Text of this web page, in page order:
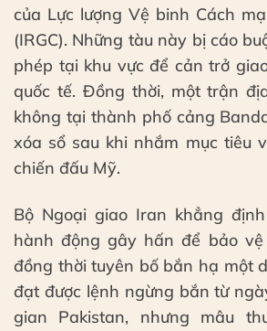
của Lực lượng Vệ binh Cách
(IRGC). Những tàu này bị cáo
phép tại khu vực để cản trở
quốc tế. Đồng thời, một trận
không tại thành phố cảng
xóa sổ sau khi nhắm mục tiêu
chiến đấu Mỹ.
Bộ Ngoại giao Iran khẳng
hành động gây hấn để bảo
đồng thời tuyên bố bắn hạ một
đạt được lệnh ngừng bắn từ
gian Pakistan, nhưng mâu